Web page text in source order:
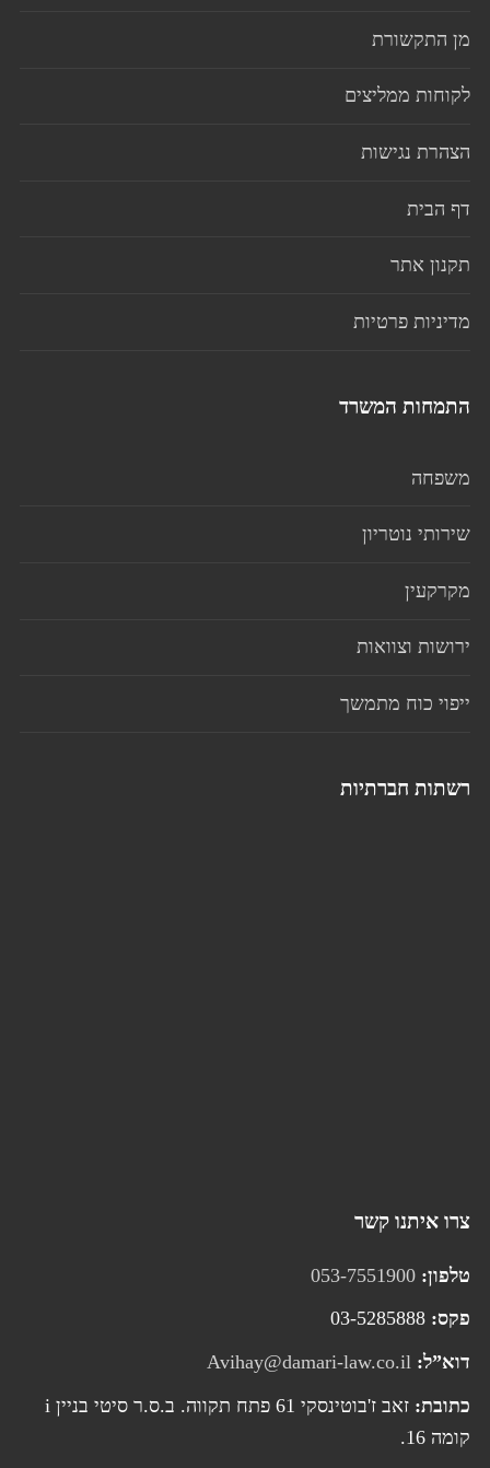
מן התקשורת
לקוחות ממליצים
הצהרת נגישות
דף הבית
תקנון אתר
מדיניות פרטיות
התמחות המשרד
משפחה
שירותי נוטריון
מקרקעין
ירושות וצוואות
ייפוי כוח מתמשך
רשתות חברתיות
צרו איתנו קשר
טלפון: 053-7551900
פקס: 03-5285888
דוא”ל: Avihay@damari-law.co.il
כתובת:
זאב ז'בוטינסקי 61 פתח תקווה. ב.ס.ר סיטי בניין i
קומה 16.